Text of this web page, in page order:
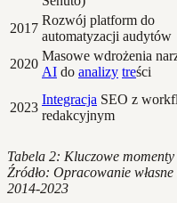
2017
Rozwój platform do
automatyzacji audytów
2020
Masowe wdrożenia
AI do analizy treści
2023
Integracja SEO z
redakcyjnym
Tabela 2: Kluczowe
Źródło: Opracowanie
2014-2023